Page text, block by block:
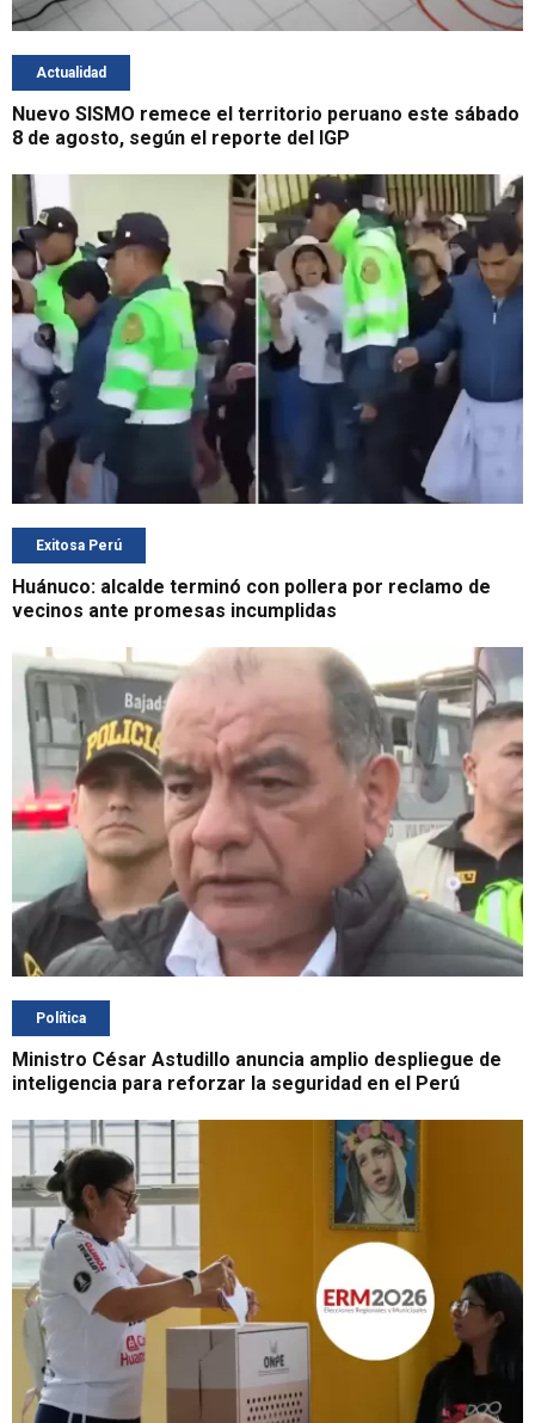
Actualidad
Nuevo SISMO remece el territorio peruano este sábado
8 de agosto, según el reporte del IGP
Exitosa Perú
Huánuco: alcalde terminó con pollera por reclamo de
vecinos ante promesas incumplidas
Política
Ministro César Astudillo anuncia amplio despliegue de
inteligencia para reforzar la seguridad en el Perú